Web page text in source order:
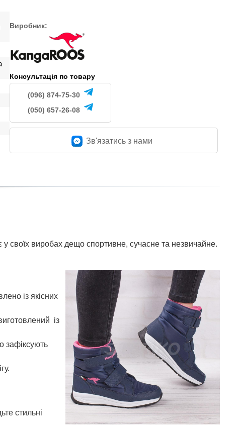
Виробник:
Консультація по товару
(096) 874-75-30
(050) 657-26-08
Зв'язатись з нами
у своїх виробах дещо спортивне, сучасне та незвичайне.
із якісних
із
зафіксують
стильні